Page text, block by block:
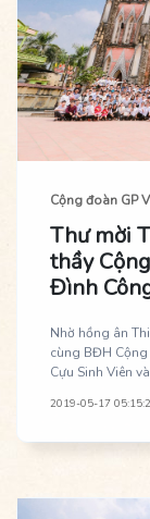
Cộng đoàn GP
Thư mời
thầy
Đình
Nhờ hồng ân
cùng BĐH
Cựu Sinh Viên
và Gia Đình
thông qua việc
2019-05-17